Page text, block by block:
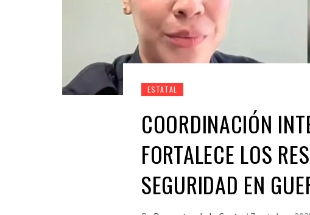
ESTATAL
COORDINACIÓN
FORTALECE LOS
SEGURIDAD EN